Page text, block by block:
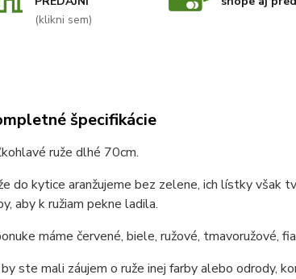
(klikni sem)
špecifikácie
ruže dlhé 70cm.
do kytice aranžujeme bez zelene, ich lístky však
aby k ružiam pekne ladila.
máme červené, biele, ružové, tmavoružové,
ste mali záujem o ruže inej farby alebo odrody,